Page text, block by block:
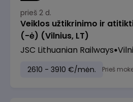
prieš 2 d.
Veiklos užtikrinimo ir
(-ė) (Vilnius, LT)
JSC Lithuanian Railways
2610 - 3910 €/mėn. Prieš